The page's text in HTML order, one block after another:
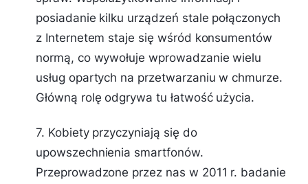
posiadanie kilku urządzeń stale połączonych
z Internetem staje się wśród konsumentów
normą, co wywołuje wprowadzanie wielu
usług opartych na przetwarzaniu w chmurze.
Główną rolę odgrywa tu łatwość użycia.
7. Kobiety przyczyniają się do
upowszechnienia smartfonów.
Przeprowadzone przez nas w 2011 r. badanie